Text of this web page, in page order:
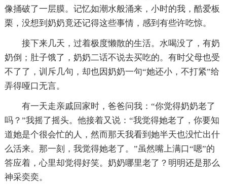
像捅破了一层膜。记忆如潮水般涌来，小时的我，酷爱板
栗，没想到奶奶竟还记得这些事情，感到有些许吃惊。
接下来几天，过着极度懒散的生活。水喝没了，有奶
奶倒；肚子饿了，奶奶二话不说去买吃的。有时父母也受
不了了，训斥几句，却也因奶奶一句“她还小，不打紧”给
弄得哑口无言。
有一天走亲戚回家时，爸爸问我：“你觉得奶奶老了
吗？”我摇了摇头。他接着又说：“我觉得她老了，你要知
道她是个很会忙的人，然而那天我看到她半天也没忙出什
么活来。那一刻，我觉得她老了。”虽然嘴上满口“嗯”的
答应着，心里却觉得好笑。奶奶哪里老了？明明还是那么
神采奕奕。